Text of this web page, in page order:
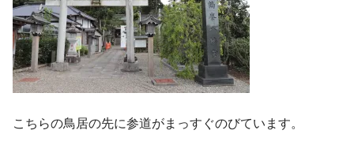
こちらの鳥居の先に参道がまっすぐのびています。